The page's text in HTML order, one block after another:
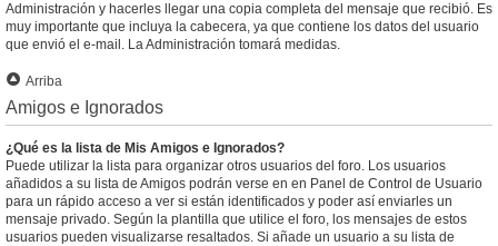
Administración y hacerles llegar una copia completa del mensaje que recibió. Es
muy importante que incluya la cabecera, ya que contiene los datos del usuario
que envió el e-mail. La Administración tomará medidas.
Arriba
Amigos e Ignorados
¿Qué es la lista de Mis Amigos e Ignorados?
Puede utilizar la lista para organizar otros usuarios del foro. Los usuarios
añadidos a su lista de Amigos podrán verse en en Panel de Control de Usuario
para un rápido acceso a ver si están identificados y poder así enviarles un
mensaje privado. Según la plantilla que utilice el foro, los mensajes de estos
usuarios pueden visualizarse resaltados. Si añade un usuario a su lista de